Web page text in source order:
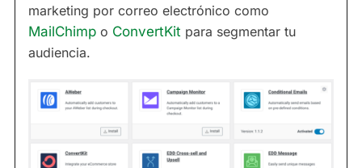
marketing por correo electrónico como
MailChimp o ConvertKit para segmentar tu
audiencia.